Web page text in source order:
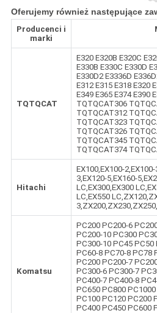
Oferujemy również następujące
Producenci i
marki
TQTQCAT
E320 E320B E320C
E330B E330C E330D
E330D2 E3336D
E312 E315 E318 E320
E349 E365 E374 E390
TQTQCAT306
TQTQCAT312
TQTQCAT323
TQTQCAT326
TQTQCAT345
TQTQCAT374
Hitachi
EX100,EX100-
3,EX120-5,EX160-
LC,EX300,EX300
LC,EX550
Komatsu
PC200 PC200-6
PC200-10 PC300
PC300-10 PC45 PC50
PC60-8 PC70-8 PC78
PC200 PC200-7
PC300-6 PC300-7
PC400-7 PC400-8
PC650 PC800
PC100 PC120 PC200
PC400 PC450 PC600